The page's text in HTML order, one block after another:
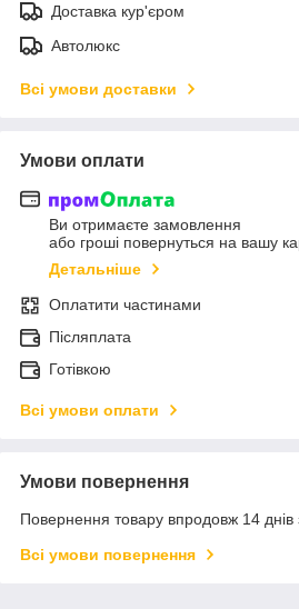
Доставка кур'єром
Автолюкс
Всі умови доставки
Умови оплати
Ви отримаєте замовлення
або гроші повернуться на вашу
Детальніше
Оплатити частинами
Післяплата
Готівкою
Всі умови оплати
Умови повернення
Повернення товару впродовж 14 днів
Всі умови повернення